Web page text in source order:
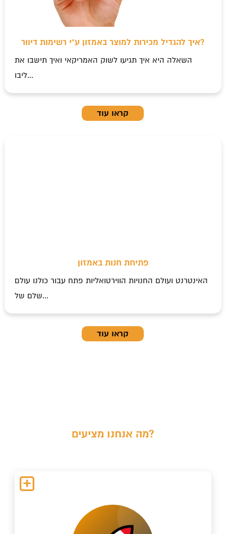
איך להגדיל מכירות למוצר באמזון ע"י רשימות דיוור?
השאלה היא איך תגיעו לשוק האמריקאי ואיך תישבו את
ליבו...
קראו עוד
פתיחת חנות באמזון
האינטרנט ועולם החנויות הווירטואליות פתח עבור כולנו עולם
שלם של...
קראו עוד
מה אנחנו מציעים?